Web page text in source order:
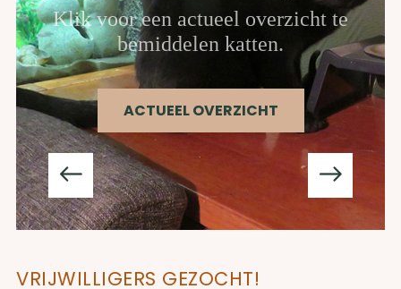
Klik voor een actueel overzicht te
bemiddelen katten.
ACTUEEL OVERZICHT
VRIJWILLIGERS GEZOCHT!